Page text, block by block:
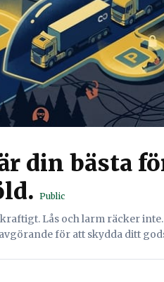
din bästa
Public
Lås och larm räcker
för att skydda ditt